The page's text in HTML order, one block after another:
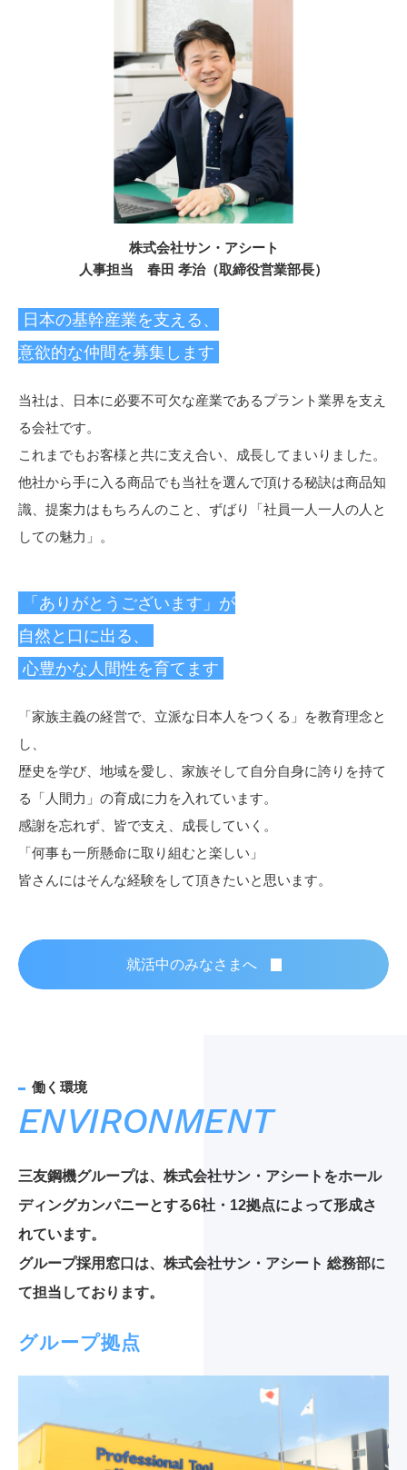
株式会社サン・アシート
人事担当 春田 孝治（取締役営業部長）
日本の基幹産業を支える、
意欲的な仲間を募集します
当社は、日本に必要不可欠な産業であるプラント業界を支え
る会社です。
これまでもお客様と共に支え合い、成長してまいりました。
他社から手に入る商品でも当社を選んで頂ける秘訣は商品知
識、提案力はもちろんのこと、ずばり「社員一人一人の人と
しての魅力」。
「ありがとうございます」が
自然と口に出る、
心豊かな人間性を育てます
「家族主義の経営で、立派な日本人をつくる」を教育理念と
し、
歴史を学び、地域を愛し、家族そして自分自身に誇りを持て
る「人間力」の育成に力を入れています。
感謝を忘れず、皆で支え、成長していく。
「何事も一所懸命に取り組むと楽しい」
皆さんにはそんな経験をして頂きたいと思います。
就活中のみなさまへ
ENVIRONMENT
三友鋼機グループは、株式会社サン・アシートをホール
ディングカンパニーとする6社・12拠点によって形成さ
れています。
グループ採用窓口は、株式会社サン・アシート 総務部に
て担当しております。
グループ拠点